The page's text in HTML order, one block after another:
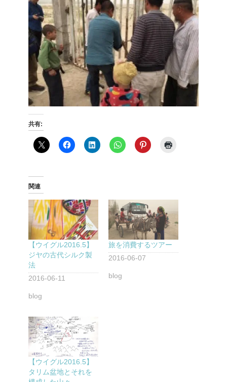
共有:
関連
【ウイグル2016.5】
ジヤの古代シルク製
法
2016-06-11
blog
旅を消費するツアー
2016-06-07
blog
【ウイグル2016.5】
タリム盆地とそれを